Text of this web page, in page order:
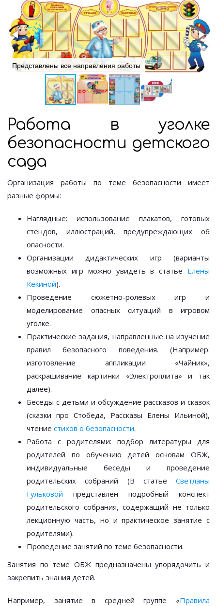
Представлены все направления работы
Работа в уголке
безопасности детского
сада
Организация работы по теме безопасности имеет
разные формы:
Наглядные: использование плакатов, готовых
стендов, иллюстраций, предупреждающих об
опасности.
Организации дидактических игр (варианты
возможных игр можно увидеть в статье Елены
Кекиной).
Проведение сюжетно-ролевых игр и
моделирование опасных ситуаций в игровом
уголке.
Практические задания, направленные на изучение
правил безопасного поведения. (Например:
изготовление аппликации «Чайник»,
раскрашивание картинки «Электроплита» и так
далее).
Беседы с детьми и обсуждение рассказов и сказок
(сказки про Стобеда, Рассказы Елены Ильиной),
чтение стихов о безопасности.
Работа с родителями: подбор литературы для
родителей по обучению детей основам ОБЖ,
индивидуальные беседы и проведение
родительских собраний (В статье Светланы
Гульковой представлен подробный конспект
родительского собрания, содержащий не только
лекционную часть, но и практическое занятие с
родителями).
Проведение занятий по теме безопасности.
Занятия по теме ОБЖ предназначены упорядочить и
закрепить знания детей.
Например, занятие в средней группе «Правила